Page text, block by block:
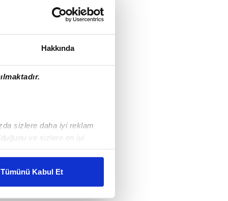
Hakkında
sizlere daha iyi reklam
ve sizlere en iyi
gösterilmeyecektir."
Tümünü Kabul Et